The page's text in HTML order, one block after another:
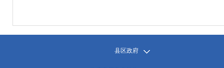
县区政府